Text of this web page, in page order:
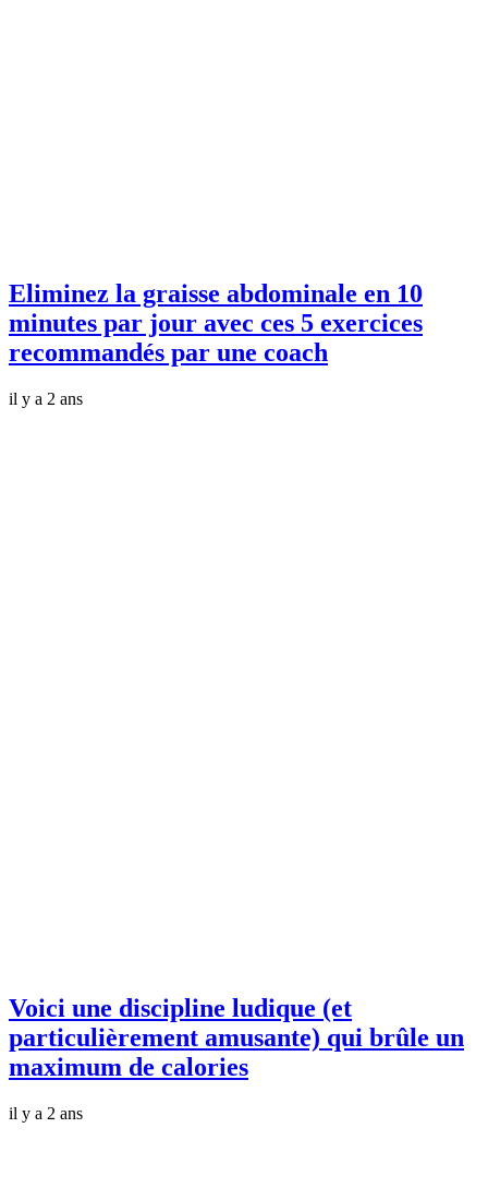
Eliminez la graisse abdominale en 10
minutes par jour avec ces 5 exercices
recommandés par une coach
il y a 2 ans
Voici une discipline ludique (et
particulièrement amusante) qui brûle un
maximum de calories
il y a 2 ans